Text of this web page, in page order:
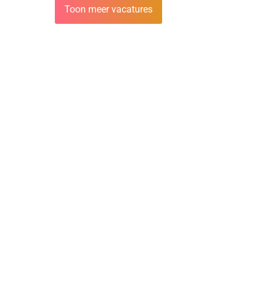
Toon meer vacatures